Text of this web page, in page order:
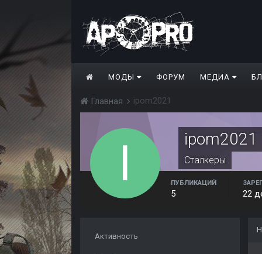
МОДЫ ФОРУМ МЕДИА
Главная ipom2021
ipom2021
Сталкеры
ПУБЛИКАЦИЙ
5 22
Активность